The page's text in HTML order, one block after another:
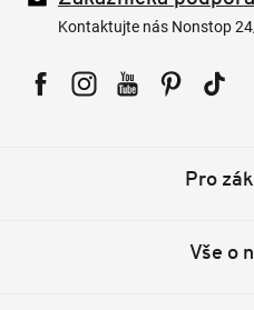
Kontaktujte nás Nonstop
Pro
Vše o